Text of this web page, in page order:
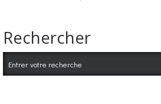
Rechercher